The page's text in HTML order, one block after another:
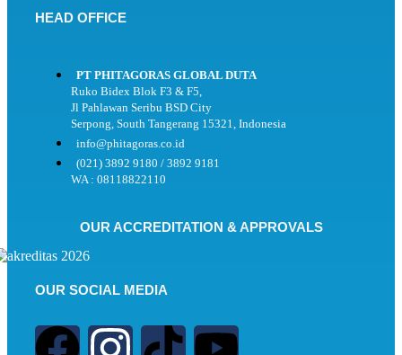
HEAD OFFICE
PT PHITAGORAS GLOBAL DUTA
Ruko Bidex Blok F3 & F5,
Jl Pahlawan Seribu BSD City
Serpong, South Tangerang 15321, Indonesia
info@phitagoras.co.id
(021) 3892 9180 / 3892 9181
WA : 08118822110
OUR ACCREDITATION & APPROVALS
OUR SOCIAL MEDIA